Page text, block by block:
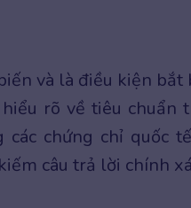
và là điều kiện bắt
rõ về tiêu chuẩn
chứng chỉ quốc
câu trả lời chính